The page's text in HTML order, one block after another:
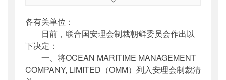
国际组函〔2014〕127号
公开日期 ：
2014年08月13日
主题词：
安理会;制裁;朝鲜;清单
机构分类：国际合作司
主题分类 ：其他
各有关单位：
日前，联合国安理会制裁朝鲜委员会作出以
下决定：
一、将OCEAN MARITIME MANAGEMENT
COMPANY, LIMITED（OMM）列入安理会制裁清